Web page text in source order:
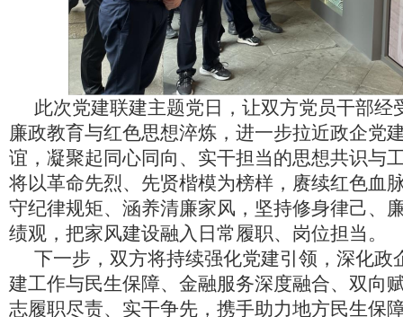
此次党建联建主题党日，让双方党员干部经
廉政教育与红色思想淬炼，进一步拉近政企党
谊，凝聚起同心同向、实干担当的思想共识与
将以革命先烈、先贤楷模为榜样，赓续红色血
守纪律规矩、涵养清廉家风，坚持修身律己、
绩观，把家风建设融入日常履职、岗位担当。
下一步，双方将持续强化党建引领，深化政
建工作与民生保障、金融服务深度融合、双向
志履职尽责、实干争先，携手助力地方民生保